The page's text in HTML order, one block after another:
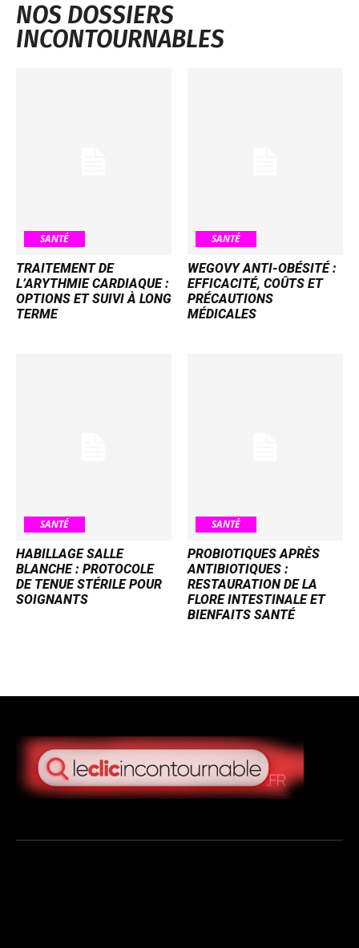
NOS DOSSIERS
INCONTOURNABLES
SANTÉ
TRAITEMENT DE
L’ARYTHMIE CARDIAQUE :
OPTIONS ET SUIVI À LONG
TERME
SANTÉ
WEGOVY ANTI-OBÉSITÉ :
EFFICACITÉ, COÛTS ET
PRÉCAUTIONS
MÉDICALES
SANTÉ
HABILLAGE SALLE
BLANCHE : PROTOCOLE
DE TENUE STÉRILE POUR
SOIGNANTS
SANTÉ
PROBIOTIQUES APRÈS
ANTIBIOTIQUES :
RESTAURATION DE LA
FLORE INTESTINALE ET
BIENFAITS SANTÉ